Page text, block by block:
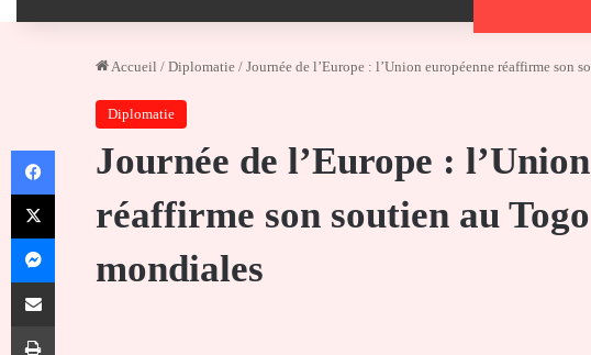
Accueil / Diplomatie / Journée de l’Europe : l’Union européenne réaffirme son
Diplomatie
Journée de l’Europe :
réaffirme son soutien au
mondiales
Facebook
X
Messenger
Partager par email